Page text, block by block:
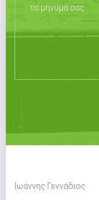
Ιωάννης Γεννάδιος